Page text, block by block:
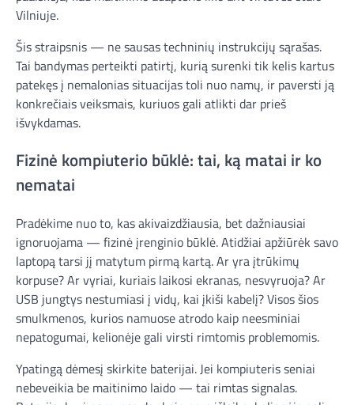
Vilniuje.
Šis straipsnis — ne sausas techninių instrukcijų sąrašas.
Tai bandymas perteikti patirtį, kurią surenki tik kelis kartus
patekęs į nemalonias situacijas toli nuo namų, ir paversti ją
konkrečiais veiksmais, kuriuos gali atlikti dar prieš
išvykdamas.
Fizinė kompiuterio būklė: tai, ką matai ir ko
nematai
Pradėkime nuo to, kas akivaizdžiausia, bet dažniausiai
ignoruojama — fizinė įrenginio būklė. Atidžiai apžiūrėk savo
laptopą tarsi jį matytum pirmą kartą. Ar yra įtrūkimų
korpuse? Ar vyriai, kuriais laikosi ekranas, nesvyruoja? Ar
USB jungtys nestumiasi į vidų, kai įkiši kabelį? Visos šios
smulkmenos, kurios namuose atrodo kaip neesminiai
nepatogumai, kelionėje gali virsti rimtomis problemomis.
Ypatingą dėmesį skirkite baterijai. Jei kompiuteris seniai
nebeveikia be maitinimo laido — tai rimtas signalas.